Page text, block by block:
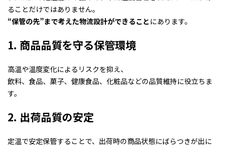
ることだけではありません。
“保管の先”まで考えた物流設計ができること にあります。
1. 商品品質を守る保管環境
高温や温度変化によるリスクを抑え、
飲料、食品、菓子、健康食品、化粧品などの品質維持に役立ちま
す。
2. 出荷品質の安定
定温で安定保管することで、出荷時の商品状態にばらつきが出に